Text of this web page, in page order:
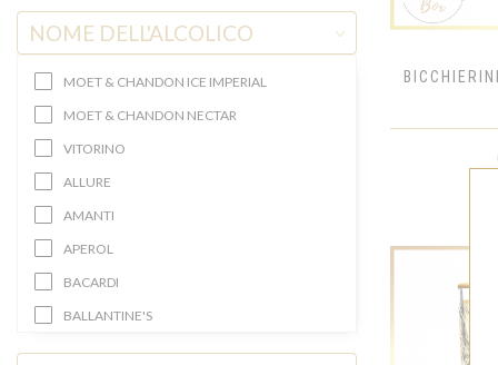
GIN DA REGALARE
KOLEKCJA PREMIUM
KRYSZTAŁOWE BUTELKI
LIQUORI DA REGALARE
MINI ALCOLICI
PROSECCO DA REGALARE
RUM DA REGALARE
SPUMANTI DA REGALARE
TINTURA DA REGALARE
VERMOUTH DA REGALARE
VINI BIANCHI DA REGALARE
NOME DELL'ALCOLICO
MOET & CHANDON ICE IMPERIAL
MOET & CHANDON NECTAR
VITORINO
ALLURE
AMANTI
APEROL
BACARDI
BALLANTINE'S